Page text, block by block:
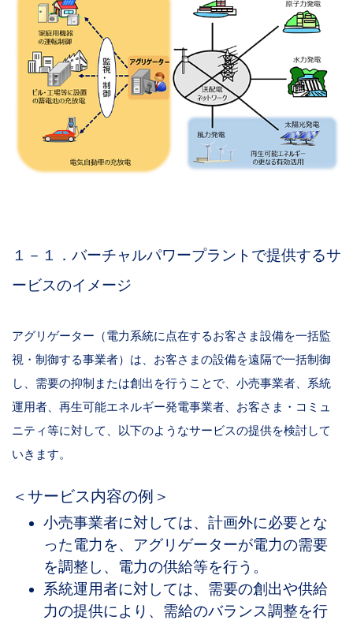
１－１．バーチャルパワープラントで提供するサ
ービスのイメージ
アグリゲーター（電力系統に点在するお客さま設備を一括監
視・制御する事業者）は、お客さまの設備を遠隔で一括制御
し、需要の抑制または創出を行うことで、小売事業者、系統
運用者、再生可能エネルギー発電事業者、お客さま・コミュ
ニティ等に対して、以下のようなサービスの提供を検討して
いきます。
＜サービス内容の例＞
小売事業者に対しては、計画外に必要とな
った電力を、アグリゲーターが電力の需要
を調整し、電力の供給等を行う。
系統運用者に対しては、需要の創出や供給
力の提供により、需給のバランス調整を行